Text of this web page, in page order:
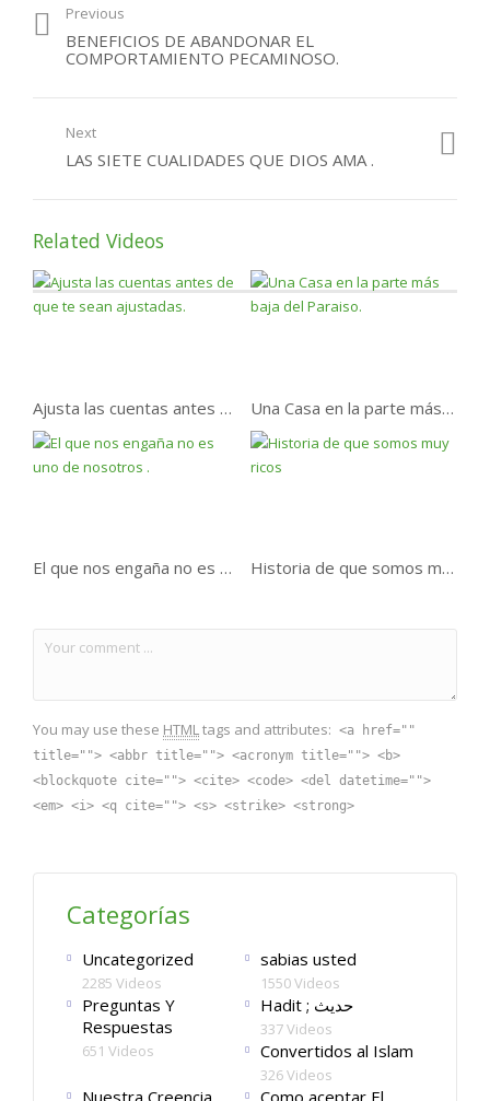
perder el paraíso?
Previous
BENEFICIOS DE ABANDONAR EL
COMPORTAMIENTO PECAMINOSO.
Next
LAS SIETE CUALIDADES QUE DIOS AMA .
Related Videos
Ajusta las cuentas antes de que te sean ajustadas. Una Casa en la parte más baja del Paraiso.
El que nos engaña no es uno de nosotros . Historia de que somos muy ricos
You may use these HTMLtags and attributes: <a href=""
title=""> <abbr title=""> <acronym title=""> <b>
<blockquote cite=""> <cite> <code> <del datetime="">
<em> <i> <q cite=""> <s> <strike> <strong>
Categorías
Uncategorized
2285 Videos
sabias usted
1550 Videos
Preguntas Y
Respuestas
651 Videos
Hadit ; حديث
337 Videos
Convertidos al Islam
326 Videos
Nuestra Creencia
Como aceptar El